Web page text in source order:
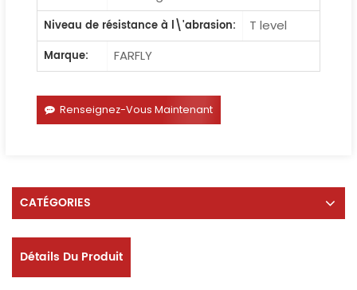
Niveau de résistance à l\'abrasion:
T level
Marque:
FARFLY
Renseignez-Vous Maintenant
CATÉGORIES
Détails Du Produit